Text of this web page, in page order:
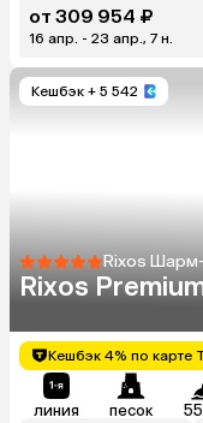
от 309 954 ₽
16 апр. - 23 апр., 7 н.
Кешбэк + 5 542
Rixos
Rixos
Кешбэк 4% по карте
линия песок